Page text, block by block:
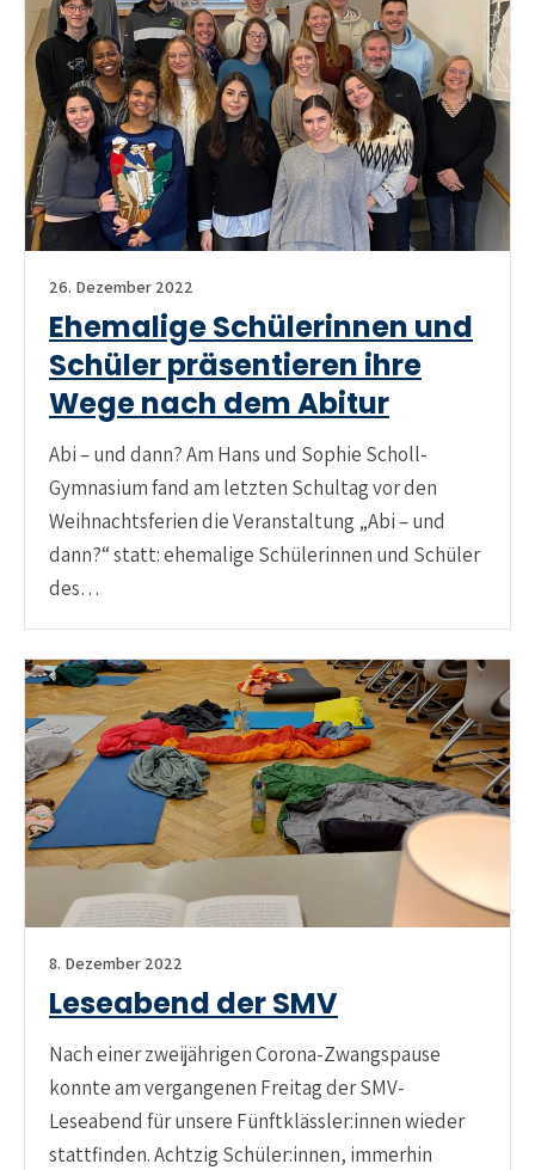
26. Dezember 2022
Ehemalige Schülerinnen und
Schüler präsentieren ihre
Wege nach dem Abitur
Abi – und dann? Am Hans und Sophie Scholl-
Gymnasium fand am letzten Schultag vor den
Weihnachtsferien die Veranstaltung „Abi – und
dann?“ statt: ehemalige Schülerinnen und Schüler
des…
8. Dezember 2022
Leseabend der SMV
Nach einer zweijährigen Corona-Zwangspause
konnte am vergangenen Freitag der SMV-
Leseabend für unsere Fünftklässler:innen wieder
stattfinden. Achtzig Schüler:innen, immerhin